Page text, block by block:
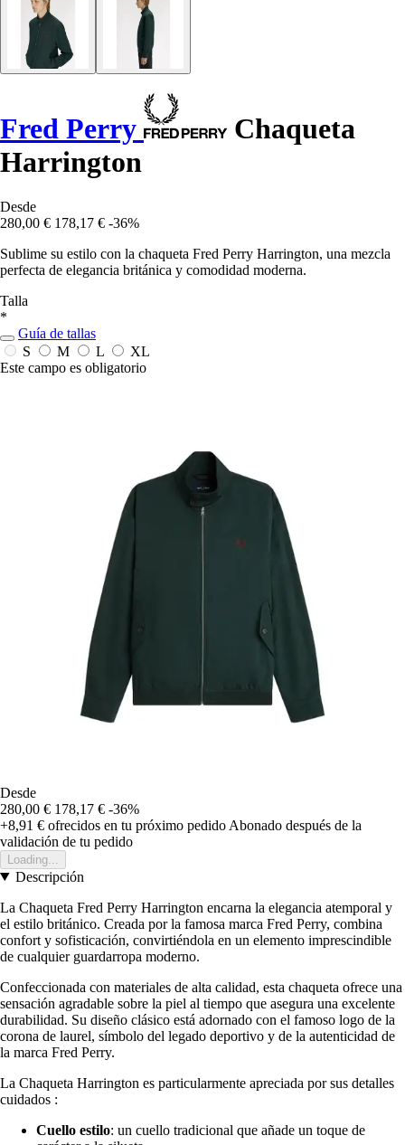
Fred Perry
Chaqueta
Harrington
Desde
280,00 € 178,17 € -36%
Sublime su estilo con la chaqueta Fred Perry Harrington, una mezcla
perfecta de elegancia británica y comodidad moderna.
Talla
*
Guía de tallas
S
M L
XL
Este campo es obligatorio
Desde
280,00 € 178,17 € -36%
+8,91 € ofrecidos en tu próximo pedido Abonado después de la
validación de tu pedido
Loading...
Descripción
La Chaqueta Fred Perry Harrington encarna la elegancia atemporal y
el estilo británico. Creada por la famosa marca Fred Perry, combina
confort y sofisticación, convirtiéndola en un elemento imprescindible
de cualquier guardarropa moderno.
Confeccionada con materiales de alta calidad, esta chaqueta ofrece una
sensación agradable sobre la piel al tiempo que asegura una excelente
durabilidad. Su diseño clásico está adornado con el famoso logo de la
corona de laurel, símbolo del legado deportivo y de la autenticidad de
la marca Fred Perry.
La Chaqueta Harrington es particularmente apreciada por sus detalles
cuidados :
Cuello estilo: un cuello tradicional que añade un toque de